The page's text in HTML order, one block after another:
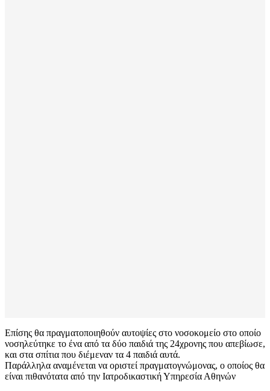
Επίσης θα πραγματοποιηθούν αυτοψίες στο νοσοκομείο στο οποίο
νοσηλεύτηκε το ένα από τα δύο παιδιά της 24χρονης που απεβίωσε,
και στα σπίτια που διέμεναν τα 4 παιδιά αυτά.
Παράλληλα αναμένεται να οριστεί πραγματογνώμονας, ο οποίος θα
είναι πιθανότατα από την Ιατροδικαστική Υπηρεσία Αθηνών